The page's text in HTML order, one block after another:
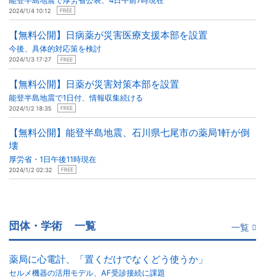
2024/1/4 10:12 FREE
【無料公開】日病薬が災害医療支援本部を設置
今後、具体的対応策を検討
2024/1/3 17:27 FREE
【無料公開】日薬が災害対策本部を設置
能登半島地震で1日付、情報収集続ける
2024/1/2 18:35 FREE
【無料公開】能登半島地震、石川県七尾市の薬局1軒が倒
壊
厚労省・1日午後11時現在
2024/1/2 02:32 FREE
団体・学術 一覧 一覧
薬局に心電計、「置くだけでなくどう使うか」
セルメ機器の活用モデル、AF受診接続に課題